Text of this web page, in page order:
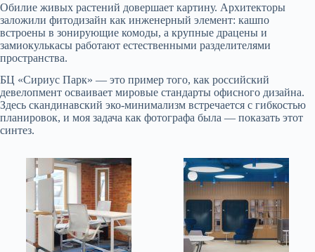
Обилие живых растений довершает картину. Архитекторы
заложили фитодизайн как инженерный элемент: кашпо
встроены в зонирующие комоды, а крупные драцены и
замиокулькасы работают естественными разделителями
пространства.
БЦ «Сириус Парк» — это пример того, как российский
девелопмент осваивает мировые стандарты офисного дизайна.
Здесь скандинавский эко-минимализм встречается с гибкостью
планировок, и моя задача как фотографа была — показать этот
синтез.